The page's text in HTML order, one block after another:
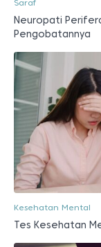
Saraf
Neuropati
Pengobatannya
Kesehatan Mental
Tes Kesehatan